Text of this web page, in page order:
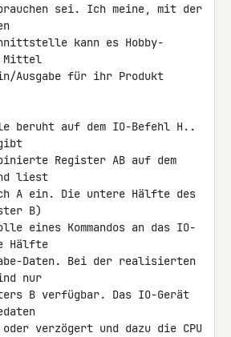
sei. Ich meine, mit der
kann es Hobby-
Mittel
Ausgabe für ihr Produkt
beruht auf dem IO-Befehl H..
Register AB auf dem
liest
A ein. Die untere Hälfte des
B)
eines Kommandos an das IO-
Hälfte
Daten. Bei der realisierten
nur
B verfügbar. Das IO-Gerät
verzögert und dazu die CPU